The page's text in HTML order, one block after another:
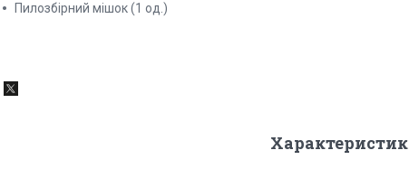
Пилозбірний мішок (1 од.)